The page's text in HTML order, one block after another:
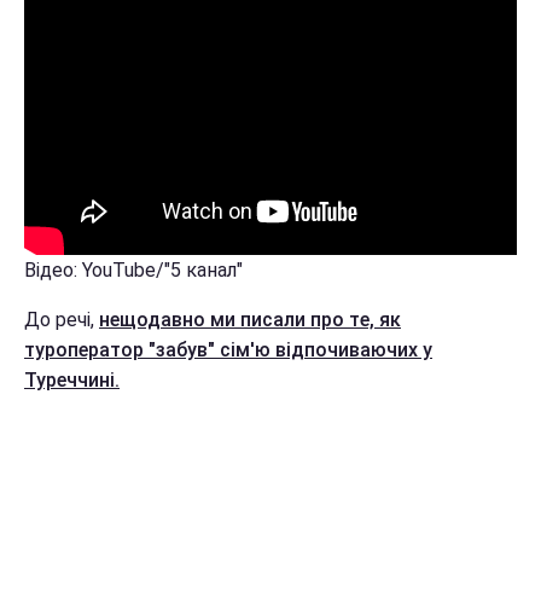
Відео: YouTube/"5 канал"
До речі, нещодавно ми писали про те, як
туроператор "забув" сім'ю відпочиваючих у
Туреччині.